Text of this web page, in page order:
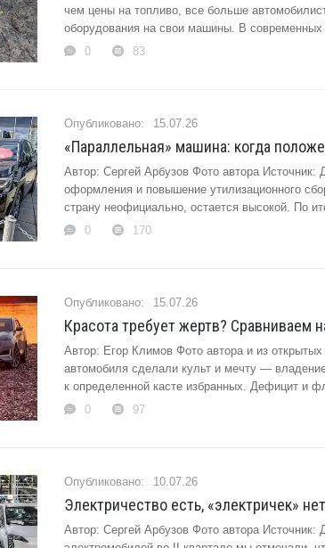
чем цены на топливо, все больше
оборудования на свои машины. В
0
83
15.07.26
«Параллельная» машина: когда
Автор: Сергей Арбузов Фото автора
оформления и повышение утилизационного
страну неофициально, остается высокой. По
0
170
15.07.26
Красота требует жертв? Сравниваем
Автор: Егор Климов Фото автора и из
автомобиля сделали культ и мечту —
к определенной касте избранных. Дефицит и
0
97
10.07.26
Электричество есть, «электричек»
Автор: Сергей Арбузов Фото автора